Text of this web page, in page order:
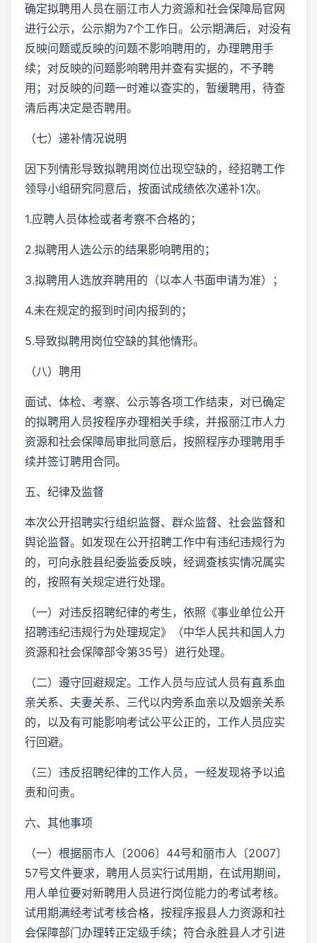
确定拟聘用人员在丽江市人力资源和社会保障局官网
进行公示，公示期为7个工作日。公示期满后，对没有
反映问题或反映的问题不影响聘用的，办理聘用手
续；对反映的问题影响聘用并查有实据的，不予聘
用；对反映的问题一时难以查实的，暂缓聘用，待查
清后再决定是否聘用。
（七）递补情况说明
因下列情形导致拟聘用岗位出现空缺的，经招聘工作
领导小组研究同意后，按面试成绩依次递补1次。
1.应聘人员体检或者考察不合格的；
2.拟聘用人选公示的结果影响聘用的；
3.拟聘用人选放弃聘用的（以本人书面申请为准）；
4.未在规定的报到时间内报到的；
5.导致拟聘用岗位空缺的其他情形。
（八）聘用
面试、体检、考察、公示等各项工作结束，对已确定
的拟聘用人员按程序办理相关手续，并报丽江市人力
资源和社会保障局审批同意后，按照程序办理聘用手
续并签订聘用合同。
五、纪律及监督
本次公开招聘实行组织监督、群众监督、社会监督和
舆论监督。如发现在公开招聘工作中有违纪违规行为
的，可向永胜县纪委监委反映，经调查核实情况属实
的，按照有关规定进行处理。
（一）对违反招聘纪律的考生，依照《事业单位公开
招聘违纪违规行为处理规定》（中华人民共和国人力
资源和社会保障部令第35号）进行处理。
（二）遵守回避规定。工作人员与应试人员有直系血
亲关系、夫妻关系、三代以内旁系血亲以及姻亲关系
的，以及有可能影响考试公平公正的，工作人员应实
行回避。
（三）违反招聘纪律的工作人员，一经发现将予以追
责和问责。
六、其他事项
（一）根据丽市人〔2006〕44号和丽市人〔2007〕
57号文件要求，聘用人员实行试用期，在试用期间，
用人单位要对新聘用人员进行岗位能力的考试考核。
试用期满经考试考核合格，按程序报县人力资源和社
会保障部门办理转正定级手续；符合永胜县人才引进